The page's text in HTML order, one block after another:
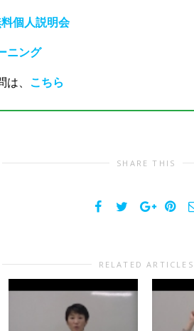
個人説明会
ニング
、 こちら
SHARE THIS
RELATED ARTICLES